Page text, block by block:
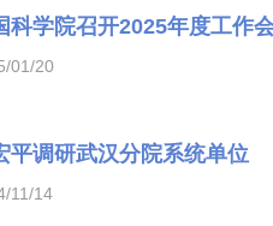
科学院召开2025年度工作
01/20
平调研武汉分院系统单位
11/14